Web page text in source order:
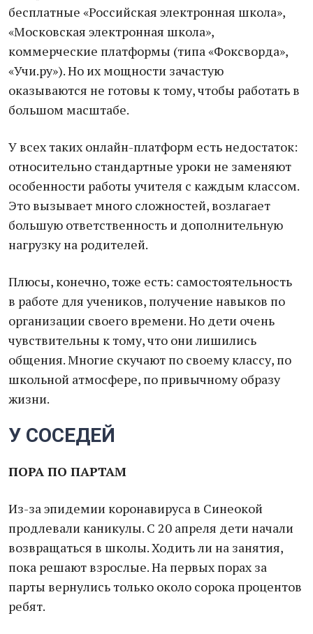
бесплатные «Российская электронная школа»,
«Московская электронная школа»,
коммерческие платформы (типа «Фоксворда»,
«Учи.ру»). Но их мощности зачастую
оказываются не готовы к тому, чтобы работать в
большом масштабе.
У всех таких онлайн-платформ есть недостаток:
относительно стандартные уроки не заменяют
особенности работы учителя с каждым классом.
Это вызывает много сложностей, возлагает
большую ответственность и дополнительную
нагрузку на родителей.
Плюсы, конечно, тоже есть: самостоятельность
в работе для учеников, получение навыков по
организации своего времени. Но дети очень
чувствительны к тому, что они лишились
общения. Многие скучают по своему классу, по
школьной атмосфере, по привычному образу
жизни.
У СОСЕДЕЙ
ПОРА ПО ПАРТАМ
Из-за эпидемии коронавируса в Синеокой
продлевали каникулы. С 20 апреля дети начали
возвращаться в школы. Ходить ли на занятия,
пока решают взрослые. На первых порах за
парты вернулись только около сорока процентов
ребят.